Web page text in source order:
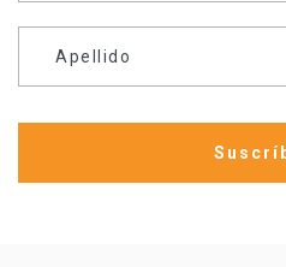
Apellido